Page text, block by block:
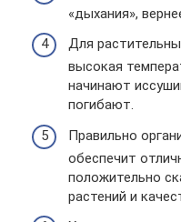
«дыхания»,
Для
высокая
начинают
погибают.
Правильно
обеспечит
положительно
растений и